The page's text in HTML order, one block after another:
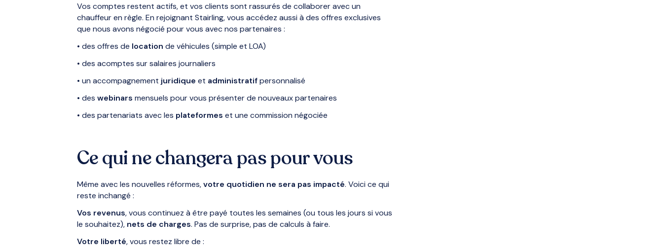
Vos comptes restent actifs, et vos clients sont rassurés de collaborer avec un
chauffeur en règle. En rejoignant Stairling, vous accédez aussi à des offres exclusives
que nous avons négocié pour vous avec nos partenaires :
• des offres de location de véhicules (simple et LOA)
• des acomptes sur salaires journaliers
• un accompagnement juridique et administratifpersonnalisé
• des webinars mensuels pour vous présenter de nouveaux partenaires
• des partenariats avec les plateformes et une commission négociée
Ce qui ne changera pas pour vous
Même avec les nouvelles réformes,votre quotidien ne sera pas impacté. Voici ce qui
reste inchangé :
Vos revenus, vous continuez à être payé toutes les semaines (ou tous les jours si vous
le souhaitez), nets de charges. Pas de surprise, pas de calculs à faire.
Votre liberté, vous restez libre de :